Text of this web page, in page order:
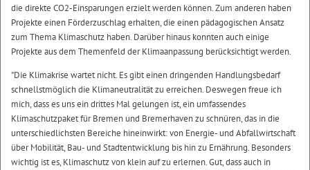
die direkte CO2-Einsparungen erzielt werden können. Zum anderen haben
Projekte einen Förderzuschlag erhalten, die einen pädagogischen Ansatz
zum Thema Klimaschutz haben. Darüber hinaus konnten auch einige
Projekte aus dem Themenfeld der Klimaanpassung berücksichtigt werden.
"Die Klimakrise wartet nicht. Es gibt einen dringenden Handlungsbedarf
schnellstmöglich die Klimaneutralität zu erreichen. Deswegen freue ich
mich, dass es uns ein drittes Mal gelungen ist, ein umfassendes
Klimaschutzpaket für Bremen und Bremerhaven zu schnüren, das in die
unterschiedlichsten Bereiche hineinwirkt: von Energie- und Abfallwirtschaft
über Mobilität, Bau- und Stadtentwicklung bis hin zu Ernährung. Besonders
wichtig ist es, Klimaschutz von klein auf zu erlernen. Gut, dass auch in